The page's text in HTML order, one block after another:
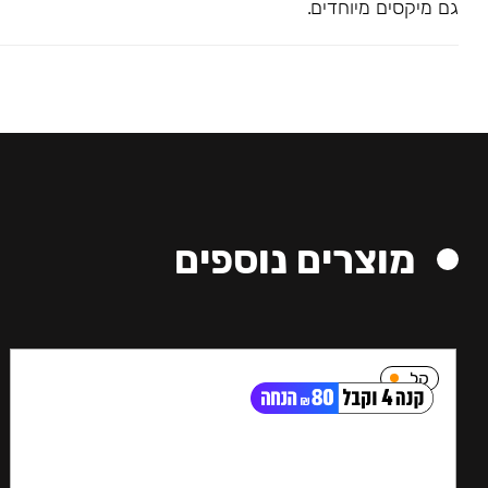
גם מיקסים מיוחדים.
מוצרים נוספים
קל